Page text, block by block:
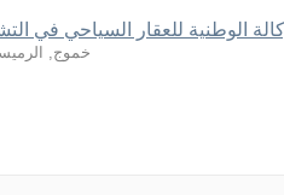
الوطنية للعقار السياحي في
خموج,